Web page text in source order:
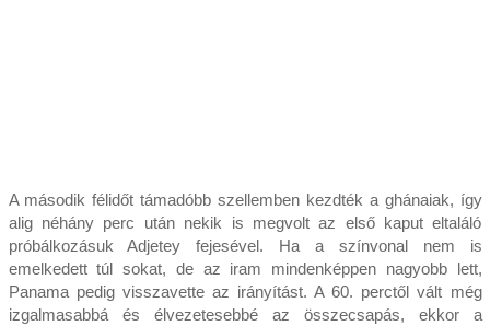
A második félidőt támadóbb szellemben kezdték a ghánaiak, így
alig néhány perc után nekik is megvolt az első kaput eltaláló
próbálkozásuk Adjetey fejesével. Ha a színvonal nem is
emelkedett túl sokat, de az iram mindenképpen nagyobb lett,
Panama pedig visszavette az irányítást. A 60. perctől vált még
izgalmasabbá és élvezetesebbé az összecsapás, ekkor a